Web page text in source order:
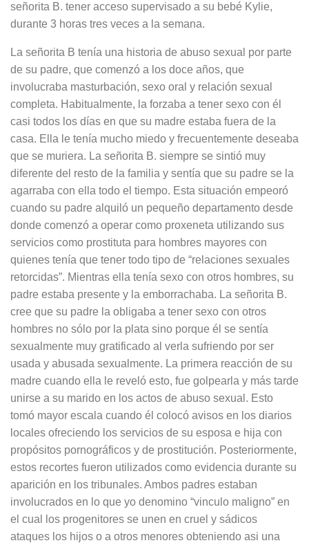
señorita B. tener acceso supervisado a su bebé Kylie,
durante 3 horas tres veces a la semana.
La señorita B tenía una historia de abuso sexual por parte
de su padre, que comenzó a los doce años, que
involucraba masturbación, sexo oral y relación sexual
completa. Habitualmente, la forzaba a tener sexo con él
casi todos los días en que su madre estaba fuera de la
casa. Ella le tenía mucho miedo y frecuentemente deseaba
que se muriera. La señorita B. siempre se sintió muy
diferente del resto de la familia y sentía que su padre se la
agarraba con ella todo el tiempo. Esta situación empeoró
cuando su padre alquiló un pequeño departamento desde
donde comenzó a operar como proxeneta utilizando sus
servicios como prostituta para hombres mayores con
quienes tenía que tener todo tipo de “relaciones sexuales
retorcidas”. Mientras ella tenía sexo con otros hombres, su
padre estaba presente y la emborrachaba. La señorita B.
cree que su padre la obligaba a tener sexo con otros
hombres no sólo por la plata sino porque él se sentía
sexualmente muy gratificado al verla sufriendo por ser
usada y abusada sexualmente. La primera reacción de su
madre cuando ella le reveló esto, fue golpearla y más tarde
unirse a su marido en los actos de abuso sexual. Esto
tomó mayor escala cuando él colocó avisos en los diarios
locales ofreciendo los servicios de su esposa e hija con
propósitos pornográficos y de prostitución. Posteriormente,
estos recortes fueron utilizados como evidencia durante su
aparición en los tribunales. Ambos padres estaban
involucrados en lo que yo denomino “vinculo maligno” en
el cual los progenitores se unen en cruel y sádicos
ataques los hijos o a otros menores obteniendo asi una